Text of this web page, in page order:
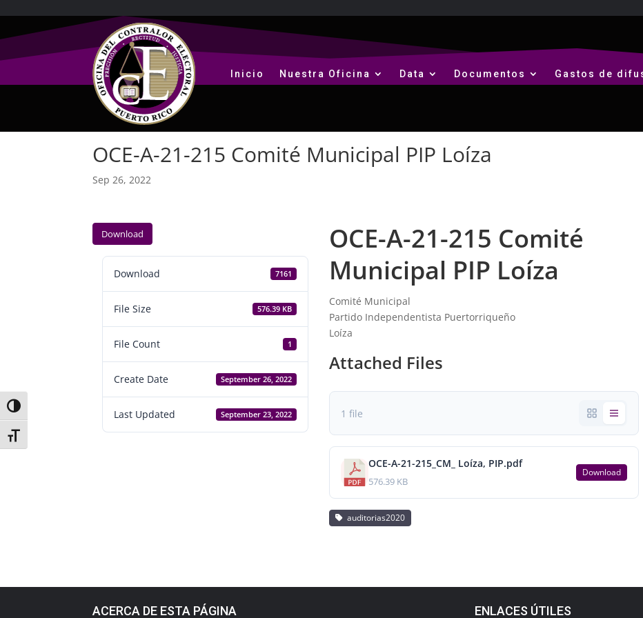
Toggle High Contrast
Toggle Font size
Inicio Nuestra Oficina Data Documentos Gastos de
OCE-A-21-215 Comité Municipal PIP Loíza
Sep 26, 2022
Download
Download 7161
File Size 576.39 KB
File Count 1
Create Date September 26, 2022
Last Updated September 23, 2022
OCE-A-21-215 Comité
Municipal PIP Loíza
Comité Municipal
Partido Independentista Puertorriqueño
Loíza
Attached Files
1 file
OCE-A-21-215_CM_ Loíza, PIP.pdf
576.39 KB
Download
auditorias2020
ACERCA DE ESTA PÁGINA ENLACES ÚTILES